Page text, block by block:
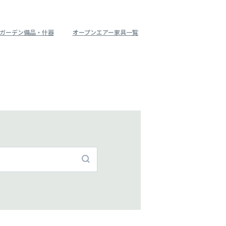
ーデン備品・什器 オープンエアー家具一覧